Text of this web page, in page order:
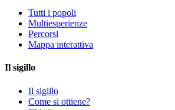
Tutti i popoli
Multiesperienze
Percorsi
Mappa interattiva
Il sigillo
Il sigillo
Come si ottiene?